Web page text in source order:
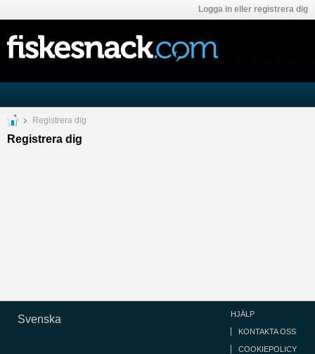
Logga in eller registrera dig
Registrera dig
Registrera dig
Svenska HJÄLP
KONTAKTA OSS
COOKIEPOLICY